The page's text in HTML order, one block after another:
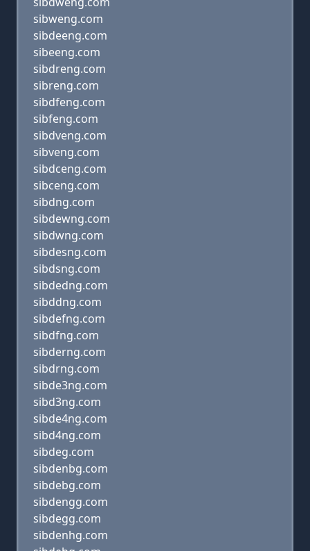
sibweng.com
sibdeeng.com
sibeeng.com
sibdreng.com
sibreng.com
sibdfeng.com
sibfeng.com
sibdveng.com
sibveng.com
sibdceng.com
sibceng.com
sibdng.com
sibdewng.com
sibdwng.com
sibdesng.com
sibdsng.com
sibdedng.com
sibddng.com
sibdefng.com
sibdfng.com
sibderng.com
sibdrng.com
sibde3ng.com
sibd3ng.com
sibde4ng.com
sibd4ng.com
sibdeg.com
sibdenbg.com
sibdebg.com
sibdengg.com
sibdegg.com
sibdenhg.com